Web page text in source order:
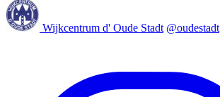
Wijkcentrum d' Oude Stadt @oudestadt